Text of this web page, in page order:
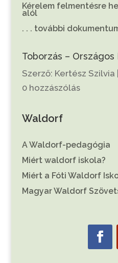
Kérelem felmentésre
alól
. . . további
Toborzás –
Szerző: Kertész Szilvia |
0 hozzászólás
Waldorf
A Waldorf-pedagógia
Miért waldorf iskola?
Miért a Fóti Waldorf
Magyar Waldorf